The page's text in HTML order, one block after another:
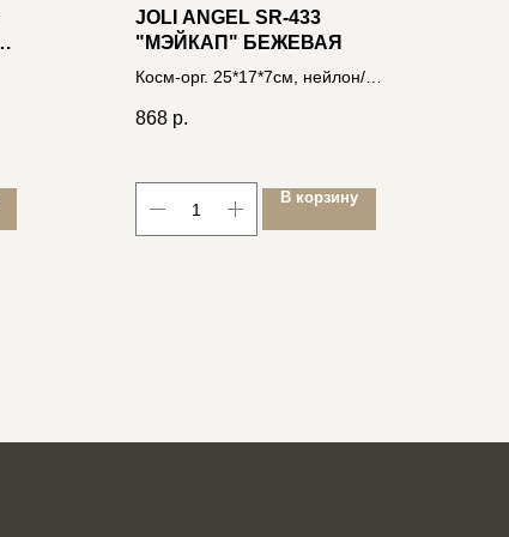
JOLI ANGEL SR-433
"МЭЙКАП" БЕЖЕВАЯ
Косм-орг. 25*17*7см, нейлон/
868 р.
В корзину